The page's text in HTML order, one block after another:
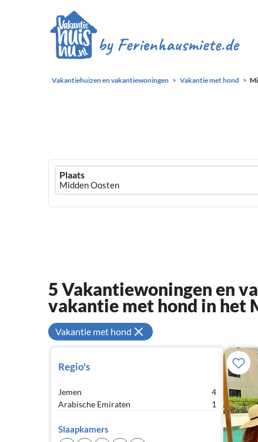
Vakantiehuizen en vakantiewoningen Vakantie met hond
Ferienhausmiete
logo
Plaats
5 Vakantiewoningen en
vakantie met hond in het
Vakantie met hond
Regio's
Jemen
4
Arabische Emiraten
1
Slaapkamers